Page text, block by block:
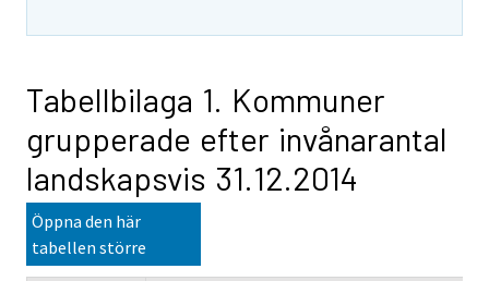
Tabellbilaga 1. Kommuner
grupperade efter invånarantal
landskapsvis 31.12.2014
Öppna den här
tabellen större